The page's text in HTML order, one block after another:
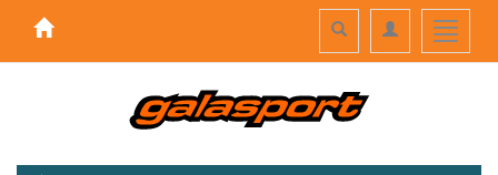
Toggle
Toggle
navigation
Toggle
search